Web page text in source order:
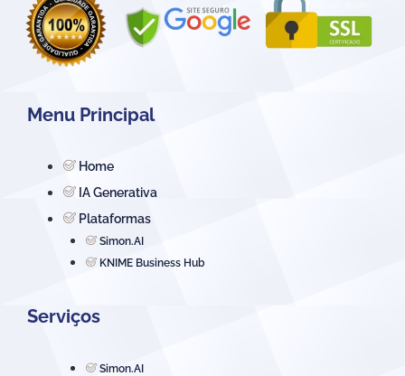
Menu Principal
Home
IA Generativa
Plataformas
Simon.AI
KNIME Business Hub
Serviços
Simon.AI